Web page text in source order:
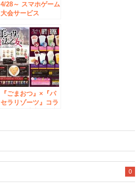
4/28～ スマホゲーム
大会サービス
イブ『怒首領蜂一面
番長』大会開催!!～
ケイブ祭りでは会場
限定表彰＆賞品あり
～
『ごまおつ』×『パ
セラリゾーツ』コラ
ト「ケイブ祭り」の
0